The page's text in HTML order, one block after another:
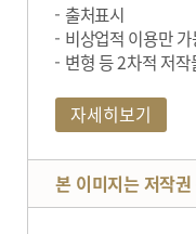
출처표시
비상업적 이용만 가
변형 등 2차적 저작
자세히보기
본 이미지는 저작